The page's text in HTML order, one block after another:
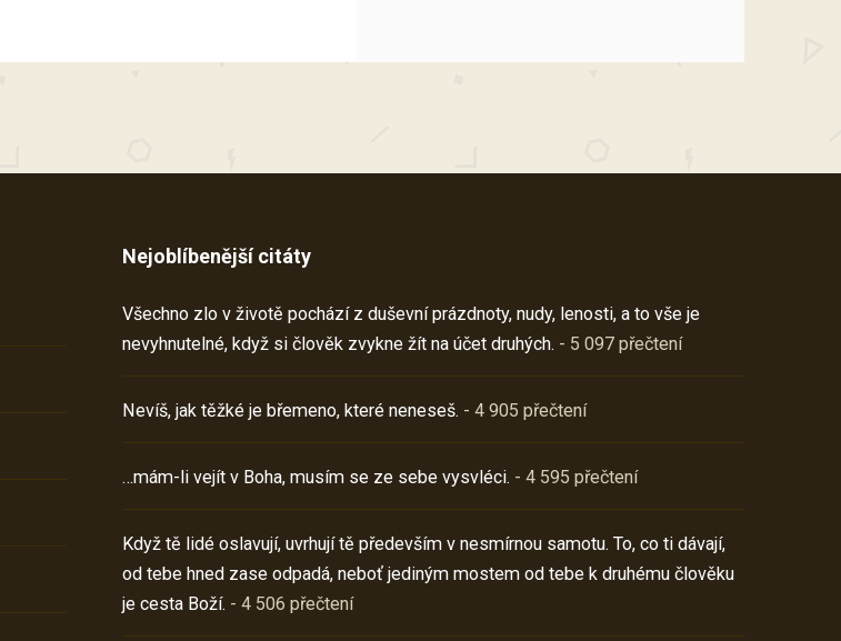
Nejoblíbenější citáty
Všechno zlo v životě pochází z duševní prázdnoty, nudy, lenosti, a to vše je
nevyhnutelné, když si člověk zvykne žít na účet druhých. - 5 097 přečtení
Nevíš, jak těžké je břemeno, které neneseš. - 4 905 přečtení
…mám-li vejít v Boha, musím se ze sebe vysvléci. - 4 595 přečtení
Když tě lidé oslavují, uvrhují tě především v nesmírnou samotu. To, co ti dávají,
od tebe hned zase odpadá, neboť jediným mostem od tebe k druhému člověku
je cesta Boží. - 4 506 přečtení